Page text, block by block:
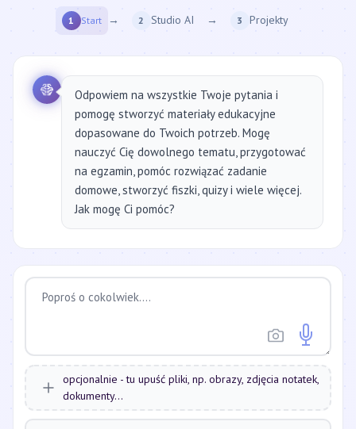
1 Start → 2 Studio AI → 3 Projekty
Odpowiem na wszystkie Twoje pytania i
pomogę stworzyć materiały edukacyjne
dopasowane do Twoich potrzeb. Mogę
nauczyć Cię dowolnego tematu, przygotować
na egzamin, pomóc rozwiązać zadanie
domowe, stworzyć fiszki, quizy i wiele więcej.
Jak mogę Ci pomóc?
opcjonalnie - tu upuść pliki, np. obrazy, zdjęcia notatek,
dokumenty...